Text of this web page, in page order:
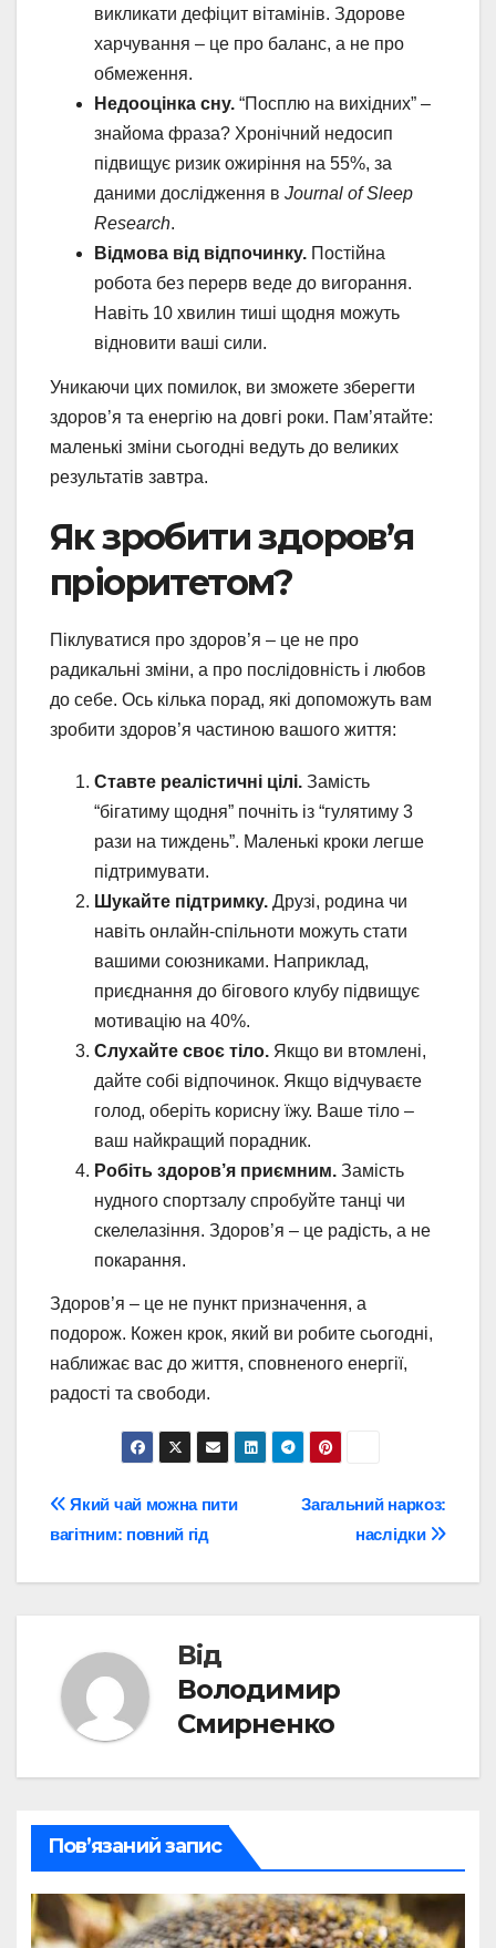
викликати дефіцит вітамінів. Здорове
харчування – це про баланс, а не про
обмеження.
Недооцінка сну. “Посплю на вихідних” –
знайома фраза? Хронічний недосип
підвищує ризик ожиріння на 55%, за
даними дослідження в Journal of Sleep
Research.
Відмова від відпочинку. Постійна
робота без перерв веде до вигорання.
Навіть 10 хвилин тиші щодня можуть
відновити ваші сили.
Уникаючи цих помилок, ви зможете зберегти
здоров’я та енергію на довгі роки. Пам’ятайте:
маленькі зміни сьогодні ведуть до великих
результатів завтра.
Як зробити здоров’я
пріоритетом?
Піклуватися про здоров’я – це не про
радикальні зміни, а про послідовність і любов
до себе. Ось кілька порад, які допоможуть вам
зробити здоров’я частиною вашого життя:
Ставте реалістичні цілі. Замість
“бігатиму щодня” почніть із “гулятиму 3
рази на тиждень”. Маленькі кроки легше
підтримувати.
Шукайте підтримку. Друзі, родина чи
навіть онлайн-спільноти можуть стати
вашими союзниками. Наприклад,
приєднання до бігового клубу підвищує
мотивацію на 40%.
Слухайте своє тіло. Якщо ви втомлені,
дайте собі відпочинок. Якщо відчуваєте
голод, оберіть корисну їжу. Ваше тіло –
ваш найкращий порадник.
Робіть здоров’я приємним. Замість
нудного спортзалу спробуйте танці чи
скелелазіння. Здоров’я – це радість, а не
покарання.
Здоров’я – це не пункт призначення, а
подорож. Кожен крок, який ви робите сьогодні,
наближає вас до життя, сповненого енергії,
радості та свободи.
Навігація
Загальний наркоз:
наслідки
Який чай можна пити
вагітним: повний гід
Від
Володимир
Смирненко
Пов’язаний запис